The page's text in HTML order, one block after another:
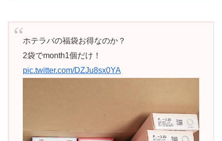
ホテラバの福袋お得なのか？
2袋でmonth1個だけ！
pic.twitter.com/DZJu8sx0YA